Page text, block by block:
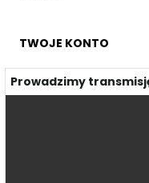
TWOJE KONTO
Prowadzimy